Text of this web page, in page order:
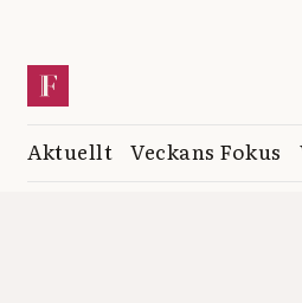
Aktuellt Veckans Fokus